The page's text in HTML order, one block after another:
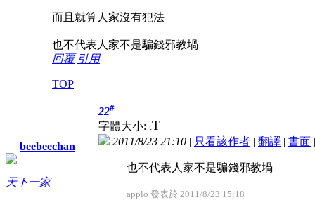
而且就算人家沒有犯法
也不代表人家不是騙錢邪教堝
回覆 引用
TOP
beebeechan
天下一家
22#
字體大小: tT
2011/8/23 21:10 | 只看該作者 | 翻譯 | 書面
也不代表人家不是騙錢邪教堝
applo 發表於 2011/8/23 15:18